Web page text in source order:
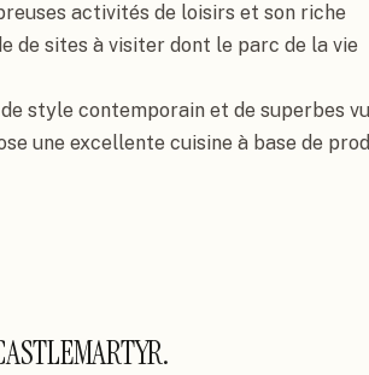
activités de loisirs et son riche
de sites à visiter dont le parc de la vie
style contemporain et de superbes
une excellente cuisine à base de
.